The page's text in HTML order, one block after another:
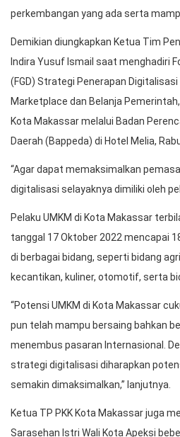
perkembangan yang ada serta
Demikian diungkapkan Ketua Tim
Indira Yusuf Ismail saat menghadiri
(FGD) Strategi Penerapan
Marketplace dan Belanja
Kota Makassar melalui Badan
Daerah (Bappeda) di Hotel Melia,
“Agar dapat memaksimalkan
digitalisasi selayaknya dimiliki oleh
Pelaku UMKM di Kota Makassar
tanggal 17 Oktober 2022 mencapai
di berbagai bidang, seperti bidang
kecantikan, kuliner, otomotif, serta
“Potensi UMKM di Kota Makassar
pun telah mampu bersaing bahkan
menembus pasaran Internasional.
strategi digitalisasi diharapkan
semakin dimaksimalkan,” lanjutnya.
Ketua TP PKK Kota Makassar juga
Sarasehan Istri Wali Kota Apeksi